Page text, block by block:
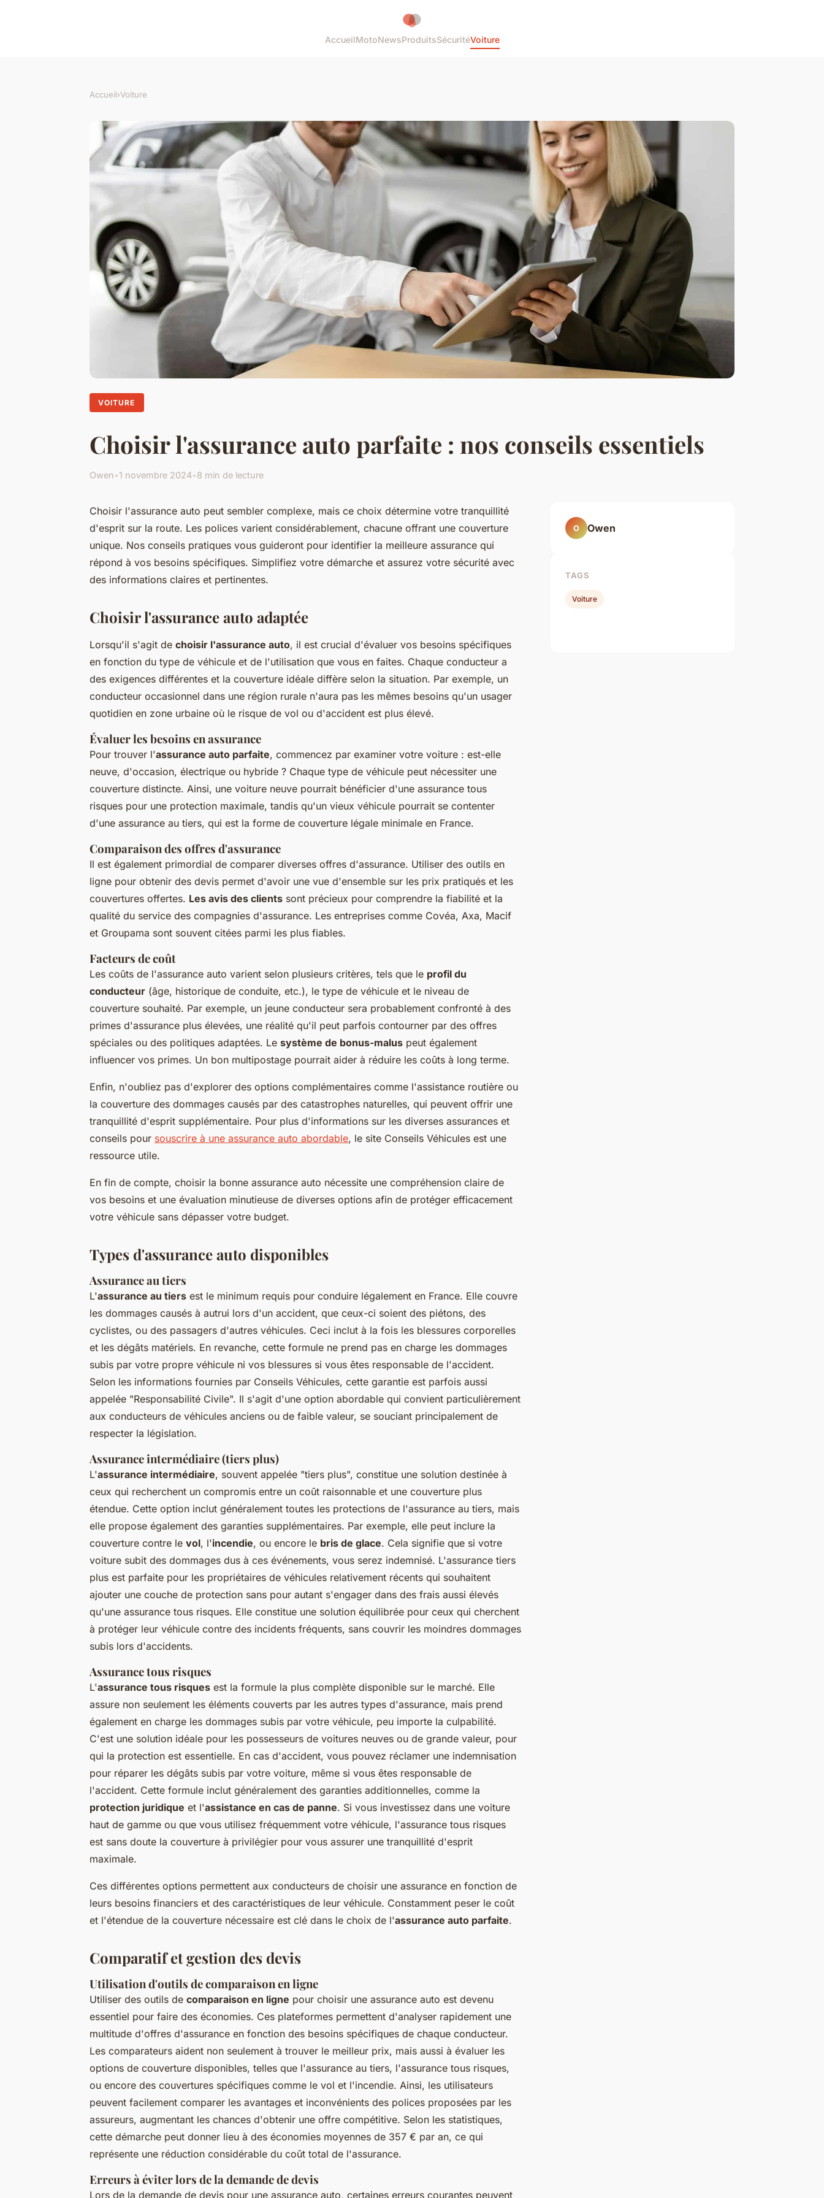
AccueilMotoNewsProduitsSécuritéVoiture
Accueil›Voiture
VOITURE
Choisir l'assurance auto parfaite : nos conseils essentiels
Owen•1 novembre 2024•8 min de lecture
Choisir l'assurance auto peut sembler complexe, mais ce choix détermine votre tranquillité
d'esprit sur la route. Les polices varient considérablement, chacune offrant une couverture
unique. Nos conseils pratiques vous guideront pour identifier la meilleure assurance qui
répond à vos besoins spécifiques. Simplifiez votre démarche et assurez votre sécurité avec
des informations claires et pertinentes.
Choisir l'assurance auto adaptée
Lorsqu'il s'agit de choisir l'assurance auto, il est crucial d'évaluer vos besoins spécifiques
en fonction du type de véhicule et de l'utilisation que vous en faites. Chaque conducteur a
des exigences différentes et la couverture idéale diffère selon la situation. Par exemple, un
conducteur occasionnel dans une région rurale n'aura pas les mêmes besoins qu'un usager
quotidien en zone urbaine où le risque de vol ou d'accident est plus élevé.
Évaluer les besoins en assurance
Pour trouver l'assurance auto parfaite, commencez par examiner votre voiture : est-elle
neuve, d'occasion, électrique ou hybride ? Chaque type de véhicule peut nécessiter une
couverture distincte. Ainsi, une voiture neuve pourrait bénéficier d'une assurance tous
risques pour une protection maximale, tandis qu'un vieux véhicule pourrait se contenter
d'une assurance au tiers, qui est la forme de couverture légale minimale en France.
Comparaison des offres d'assurance
Il est également primordial de comparer diverses offres d'assurance. Utiliser des outils en
ligne pour obtenir des devis permet d'avoir une vue d'ensemble sur les prix pratiqués et les
couvertures offertes. Les avis des clients sont précieux pour comprendre la fiabilité et la
qualité du service des compagnies d'assurance. Les entreprises comme Covéa, Axa, Macif
et Groupama sont souvent citées parmi les plus fiables.
Facteurs de coût
Les coûts de l'assurance auto varient selon plusieurs critères, tels que le profil du
conducteur (âge, historique de conduite, etc.), le type de véhicule et le niveau de
couverture souhaité. Par exemple, un jeune conducteur sera probablement confronté à des
primes d'assurance plus élevées, une réalité qu'il peut parfois contourner par des offres
spéciales ou des politiques adaptées. Le système de bonus-malus peut également
influencer vos primes. Un bon multipostage pourrait aider à réduire les coûts à long terme.
Enfin, n'oubliez pas d'explorer des options complémentaires comme l'assistance routière ou
la couverture des dommages causés par des catastrophes naturelles, qui peuvent offrir une
tranquillité d'esprit supplémentaire. Pour plus d'informations sur les diverses assurances et
conseils pour souscrire à une assurance auto abordable, le site Conseils Véhicules est une
ressource utile.
En fin de compte, choisir la bonne assurance auto nécessite une compréhension claire de
vos besoins et une évaluation minutieuse de diverses options afin de protéger efficacement
votre véhicule sans dépasser votre budget.
Types d'assurance auto disponibles
Assurance au tiers
L'assurance au tiers est le minimum requis pour conduire légalement en France. Elle couvre
les dommages causés à autrui lors d'un accident, que ceux-ci soient des piétons, des
cyclistes, ou des passagers d'autres véhicules. Ceci inclut à la fois les blessures corporelles
et les dégâts matériels. En revanche, cette formule ne prend pas en charge les dommages
subis par votre propre véhicule ni vos blessures si vous êtes responsable de l'accident.
Selon les informations fournies par Conseils Véhicules, cette garantie est parfois aussi
appelée "Responsabilité Civile". Il s'agit d'une option abordable qui convient particulièrement
aux conducteurs de véhicules anciens ou de faible valeur, se souciant principalement de
respecter la législation.
Assurance intermédiaire (tiers plus)
L'assurance intermédiaire, souvent appelée "tiers plus", constitue une solution destinée à
ceux qui recherchent un compromis entre un coût raisonnable et une couverture plus
étendue. Cette option inclut généralement toutes les protections de l'assurance au tiers, mais
elle propose également des garanties supplémentaires. Par exemple, elle peut inclure la
couverture contre le vol, l'incendie, ou encore le bris de glace. Cela signifie que si votre
voiture subit des dommages dus à ces événements, vous serez indemnisé. L'assurance tiers
plus est parfaite pour les propriétaires de véhicules relativement récents qui souhaitent
ajouter une couche de protection sans pour autant s'engager dans des frais aussi élevés
qu'une assurance tous risques. Elle constitue une solution équilibrée pour ceux qui cherchent
à protéger leur véhicule contre des incidents fréquents, sans couvrir les moindres dommages
subis lors d'accidents.
Assurance tous risques
L'assurance tous risques est la formule la plus complète disponible sur le marché. Elle
assure non seulement les éléments couverts par les autres types d'assurance, mais prend
également en charge les dommages subis par votre véhicule, peu importe la culpabilité.
C'est une solution idéale pour les possesseurs de voitures neuves ou de grande valeur, pour
qui la protection est essentielle. En cas d'accident, vous pouvez réclamer une indemnisation
pour réparer les dégâts subis par votre voiture, même si vous êtes responsable de
l'accident. Cette formule inclut généralement des garanties additionnelles, comme la
protection juridique et l'assistance en cas de panne. Si vous investissez dans une voiture
haut de gamme ou que vous utilisez fréquemment votre véhicule, l'assurance tous risques
est sans doute la couverture à privilégier pour vous assurer une tranquillité d'esprit
maximale.
Ces différentes options permettent aux conducteurs de choisir une assurance en fonction de
leurs besoins financiers et des caractéristiques de leur véhicule. Constamment peser le coût
et l'étendue de la couverture nécessaire est clé dans le choix de l'assurance auto parfaite.
Comparatif et gestion des devis
Utilisation d'outils de comparaison en ligne
Utiliser des outils de comparaison en ligne pour choisir une assurance auto est devenu
essentiel pour faire des économies. Ces plateformes permettent d'analyser rapidement une
multitude d'offres d'assurance en fonction des besoins spécifiques de chaque conducteur.
Les comparateurs aident non seulement à trouver le meilleur prix, mais aussi à évaluer les
options de couverture disponibles, telles que l'assurance au tiers, l'assurance tous risques,
ou encore des couvertures spécifiques comme le vol et l'incendie. Ainsi, les utilisateurs
peuvent facilement comparer les avantages et inconvénients des polices proposées par les
assureurs, augmentant les chances d'obtenir une offre compétitive. Selon les statistiques,
cette démarche peut donner lieu à des économies moyennes de 357 € par an, ce qui
représente une réduction considérable du coût total de l'assurance.
Erreurs à éviter lors de la demande de devis
Lors de la demande de devis pour une assurance auto, certaines erreurs courantes peuvent
O Owen
TAGS
Voiture